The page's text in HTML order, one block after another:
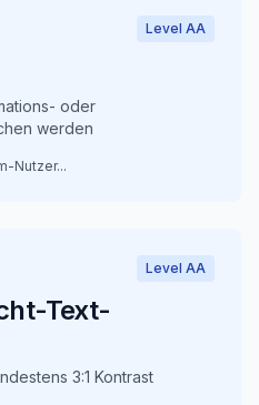
Level AA
oder
werden
Nutzer...
Level AA
Text-
3:1 Kontrast